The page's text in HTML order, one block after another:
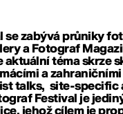
se zabývá průniky
a Fotograf
aktuální téma skrze
a
talks, site-specific
Festival je
jehož cílem je